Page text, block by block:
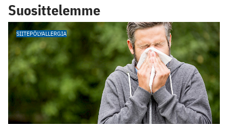
Suosittelemme
SIITEPÖLYALLERGIA